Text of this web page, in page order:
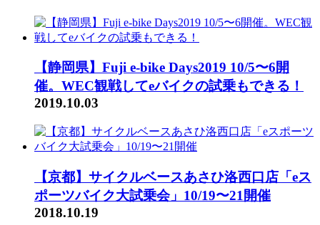
【静岡県】Fuji e-bike Days2019 10/5〜6開
催。WEC観戦してeバイクの試乗もできる！
2019.10.03
【京都】サイクルベースあさひ洛西口店「eス
ポーツバイク大試乗会」10/19〜21開催
2018.10.19